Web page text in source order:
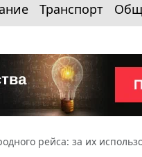
Транспорт
рейса: за их